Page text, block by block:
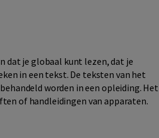
dat je globaal kunt lezen, dat je
in een tekst. De teksten van het
worden in een opleiding. Het
of handleidingen van apparaten.